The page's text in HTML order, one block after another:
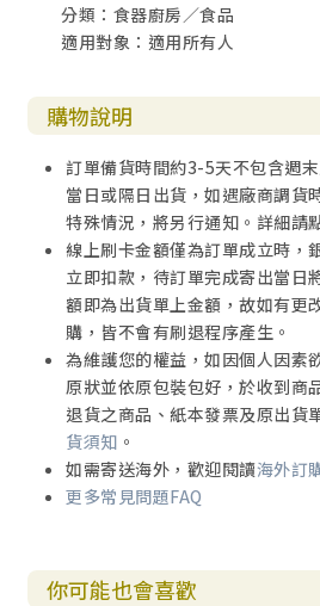
分類：食器廚房／食品
適用對象：適用所有人
購物說明
訂單備貨時間約3-5天不包含週
當日或隔日出貨，如遇廠商調貨
特殊情況，將另行通知。詳細請
線上刷卡金額僅為訂單成立時，
立即扣款，待訂單完成寄出當日
額即為出貨單上金額，故如有更
購，皆不會有刷退程序產生。
為維護您的權益，如因個人因素
原狀並依原包裝包好，於收到商
退貨之商品、紙本發票及原出貨
貨須知 。
如需寄送海外，歡迎閱讀海外訂
更多常見問題FAQ
你可能也會喜歡